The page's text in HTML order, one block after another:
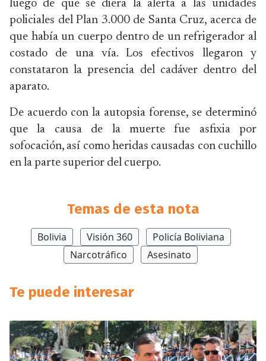
luego de que se diera la alerta a las unidades
policiales del Plan 3.000 de Santa Cruz, acerca de
que había un cuerpo dentro de un refrigerador al
costado de una vía. Los efectivos llegaron y
constataron la presencia del cadáver dentro del
aparato.
De acuerdo con la autopsia forense, se determinó
que la causa de la muerte fue asfixia por
sofocación, así como heridas causadas con cuchillo
en la parte superior del cuerpo.
Temas de esta nota
Bolivia Visión 360
Policía Boliviana
Narcotráfico
Asesinato
Te puede interesar